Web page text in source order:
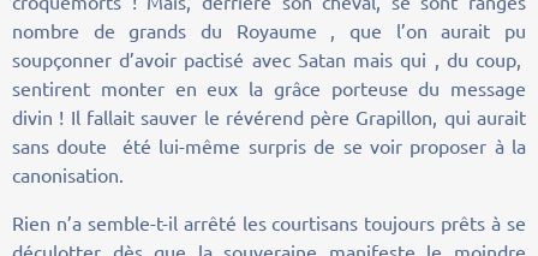
nombre de grands du Royaume , que l’on aurait pu
soupçonner d’avoir pactisé avec Satan mais qui , du coup,
sentirent monter en eux la grâce porteuse du message
divin ! Il fallait sauver le révérend père Grapillon, qui aurait
sans doute été lui-même surpris de se voir proposer à la
canonisation.
Rien n’a semble-t-il arrêté les courtisans toujours prêts à se
déculotter dès que la souveraine manifeste le moindre